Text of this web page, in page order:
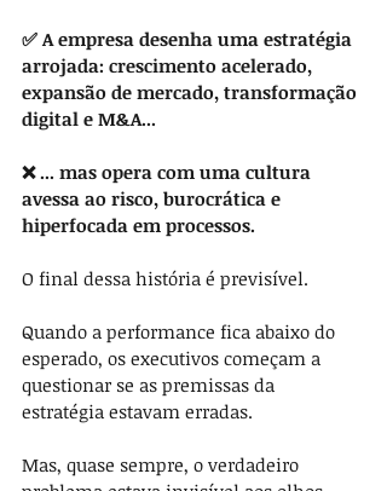
✅ A empresa desenha uma estratégia
arrojada: crescimento acelerado,
expansão de mercado, transformação
digital e M&A...
❌ ... mas opera com uma cultura
avessa ao risco, burocrática e
hiperfocada em processos.
O final dessa história é previsível.
Quando a performance fica abaixo do
esperado, os executivos começam a
questionar se as premissas da
estratégia estavam erradas.
Mas, quase sempre, o verdadeiro